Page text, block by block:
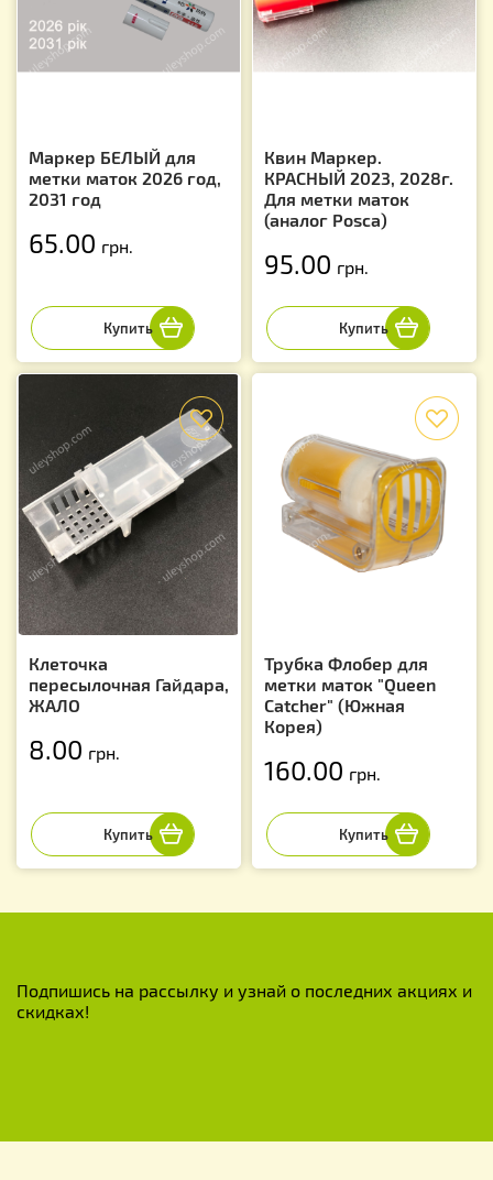
Маркер БЕЛЫЙ для
метки маток 2026 год,
2031 год
65.00 грн.
Квин Маркер.
КРАСНЫЙ 2023, 2028г.
Для метки маток
(аналог Posca)
95.00 грн.
Клеточка
пересылочная Гайдара,
ЖАЛО
8.00 грн.
Трубка Флобер для
метки маток "Queen
Catcher" (Южная
Корея)
160.00 грн.
Подпишись на рассылку и узнай о последних акциях и
скидках!